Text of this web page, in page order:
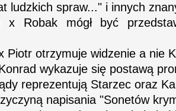
ludzkich spraw..." i innych
x Robak mógł być
Piotr otrzymuje widzenie a nie
wykazuje się postawą
reprezentują Starzec oraz
napisania "Sonetów